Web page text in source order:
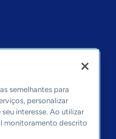
semelhantes para
personalizar
interesse. Ao utilizar
monitoramento descrito